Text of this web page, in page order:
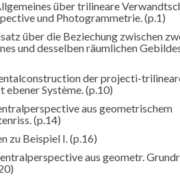
über trilineare
und Photogrammetrie. (p.1)
über die Beziechung zwischen
und desselben räumlichen
der projecti-
Système. (p.10)
aus geometrischem
(p.14)
zu Beispiel I. (p.16)
aus geometr.